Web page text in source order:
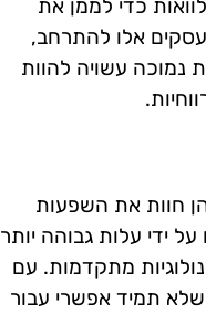
כדי לממן את
אלו להתרחב,
נמוכה עשויה להוות
חוות את השפעות
ידי עלות גבוהה יותר
מתקדמות. עם
שלא תמיד אפשרי עבור